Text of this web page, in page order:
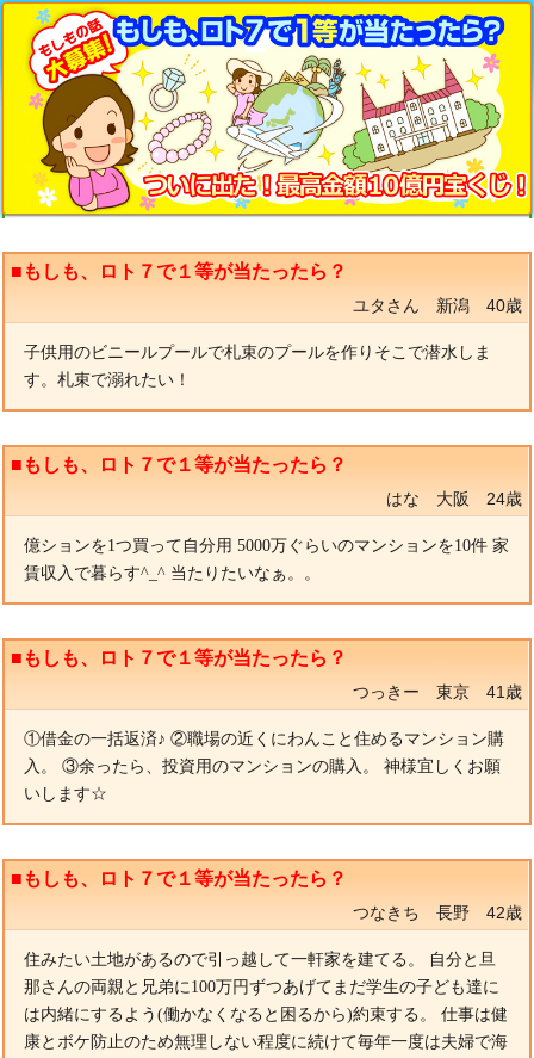
■もしも、ロト７で１等が当たったら？
ユタさん 新潟 40歳
子供用のビニールプールで札束のプールを作りそこで潜水しま
す。札束で溺れたい！
■もしも、ロト７で１等が当たったら？
はな 大阪 24歳
億ションを1つ買って自分用 5000万ぐらいのマンションを10件 家
賃収入で暮らす^_^ 当たりたいなぁ。。
■もしも、ロト７で１等が当たったら？
つっきー 東京 41歳
①借金の一括返済♪ ②職場の近くにわんこと住めるマンション購
入。 ③余ったら、投資用のマンションの購入。 神様宜しくお願
いします☆
■もしも、ロト７で１等が当たったら？
つなきち 長野 42歳
住みたい土地があるので引っ越して一軒家を建てる。 自分と旦
那さんの両親と兄弟に100万円ずつあげてまだ学生の子ども達に
は内緒にするよう(働かなくなると困るから)約束する。 仕事は健
康とボケ防止のため無理しない程度に続けて毎年一度は夫婦で海